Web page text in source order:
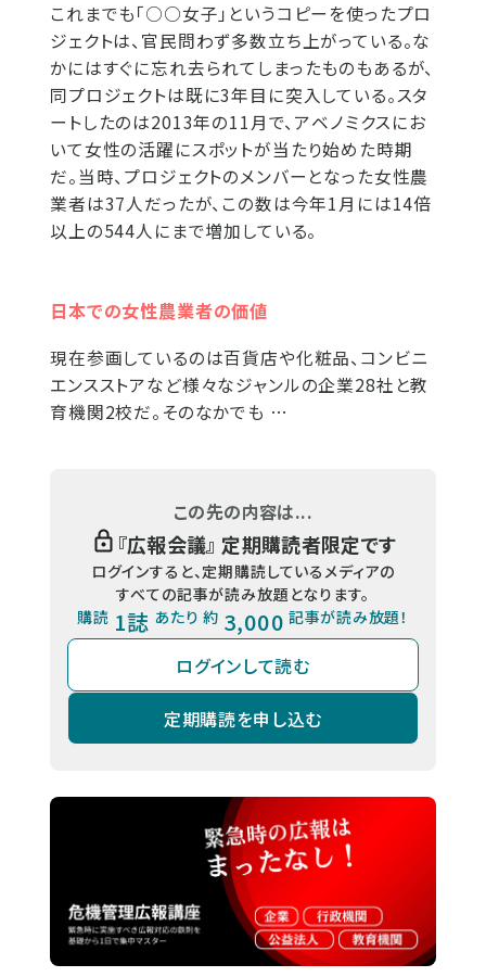
これまでも「○○女子」というコピーを使ったプロ
ジェクトは、官民問わず多数立ち上がっている。な
かにはすぐに忘れ去られてしまったものもあるが、
同プロジェクトは既に3年目に突入している。スタ
ートしたのは2013年の11月で、アベノミクスにお
いて女性の活躍にスポットが当たり始めた時期
だ。当時、プロジェクトのメンバーとなった女性農
業者は37人だったが、この数は今年1月には14倍
以上の544人にまで増加している。
日本での女性農業者の価値
現在参画しているのは百貨店や化粧品、コンビニ
エンスストアなど様々なジャンルの企業28社と教
育機関2校だ。そのなかでも …
この先の内容は...
『広報会議』 定期購読者限定です
ログインすると、定期購読しているメディアの
すべての記事が読み放題となります。
購読 1誌 あたり 約 3,000 記事が読み放題！
ログインして読む
定期購読を申し込む